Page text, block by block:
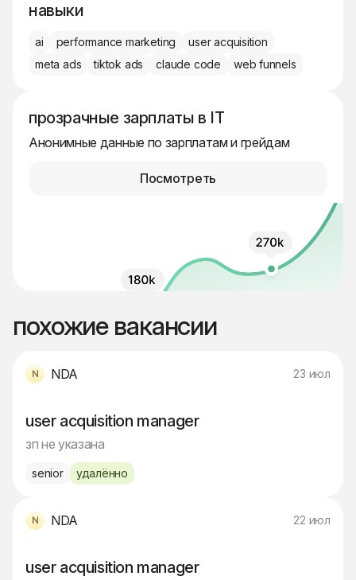
навыки
ai performance marketing
user acquisition
meta ads
tiktok ads claude code web funnels
прозрачные зарплаты в IT
Анонимные данные по зарплатам и грейдам
Посмотреть
похожие вакансии
NDA 23 июл
user acquisition manager
зп не указана
senior удалённо
NDA 22 июл
user acquisition manager